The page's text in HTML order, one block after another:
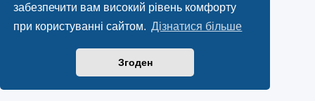
забезпечити вам високий рівень комфорту
при користуванні сайтом. Дізнатися більше
Згоден